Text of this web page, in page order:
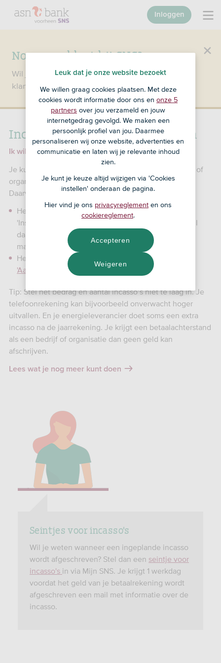
Nog geen klant bij SNS?
Wil je een product openen en ben je nog geen
klant bij SNS?Ga dan naar ASN Bank .
Inloggen
Incasso beperken of aanpassen
Ik wil iets anders doen
Je kunt zelf instellen hoe vaak en hoeveel een bedrijf of
organisatie van je betaalrekening mag afschrijven.
Daarvoor pas je een incasso aan.
Heb je Mijn SNS? Kies dan eerst ‘Blokkeren’ onder
'Instellingen' in je
. Vul
daarna het maximale bedrag en aantal incasso’s per
maand in.
Heb je geen Mijn SNS? Gebruik dan het
'Aanpassen, blokkeren of deblokkeren'
.
Tip: Stel het bedrag en aantal incasso’s niet te laag in. Je
telefoonrekening kan bijvoorbeeld onverwacht hoger
uitvallen. En je energieleverancier doet soms een extra
incasso na de jaarrekening. Je krijgt een betaalachterstand
als een bedrijf of organisatie dan geen geld kan
afschrijven.
Lees wat je nog meer kunt doen
Seintjes voor incasso's
Wil je weten wanneer een ingeplande incasso
wordt afgeschreven? Stel dan een seintje voor
incasso's in via Mijn SNS. Je krijgt 1 werkdag
voordat het geld van je betaalrekening wordt
afgeschreven een mail met informatie over de
incasso.
Leuk dat je onze website bezoekt
We willen graag cookies plaatsen. Met deze
cookies wordt informatie door ons en onze 5
partners over jou verzameld en jouw
internetgedrag gevolgd. We maken een
persoonlijk profiel van jou. Daarmee
personaliseren wij onze website, advertenties en
communicatie en laten wij je relevante inhoud
zien.
Je kunt je keuze altijd wijzigen via 'Cookies
instellen' onderaan de pagina.
Hier vind je ons privacyreglement en ons
cookiereglement.
Weigeren
Accepteren